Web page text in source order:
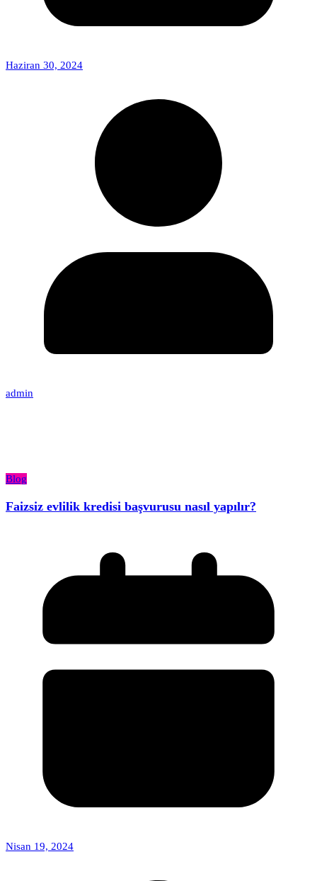
Haziran 30, 2024
admin
Blog
Faizsiz evlilik kredisi başvurusu nasıl yapılır?
Nisan 19, 2024